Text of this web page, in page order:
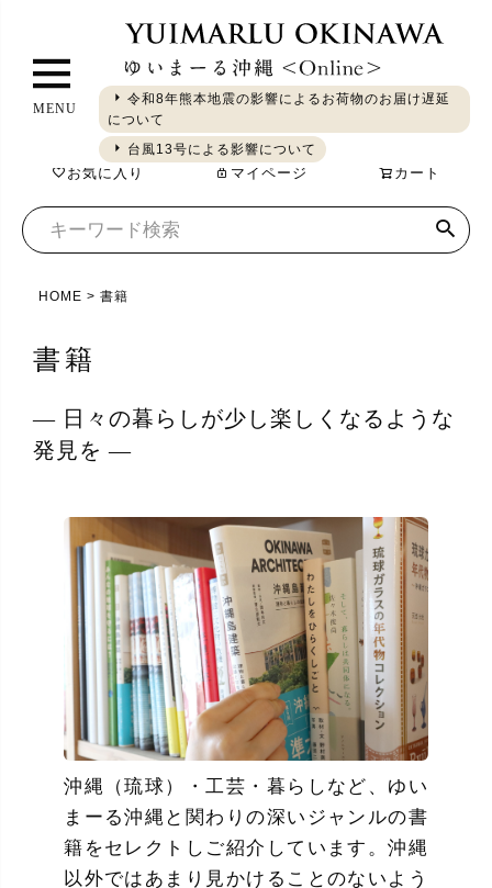
MENU
令和8年熊本地震の影響によるお荷物のお届け遅延
について
台風13号による影響について
やちむん 琉球ガラス シーサー 染織 食品
お気に入り マイページ カート
HOME 書籍
書籍
― 日々の暮らしが少し楽しくなるような
発見を ―
沖縄（琉球）・工芸・暮らしなど、ゆい
まーる沖縄と関わりの深いジャンルの書
籍をセレクトしご紹介しています。沖縄
以外ではあまり見かけることのないよう
ジ
へ